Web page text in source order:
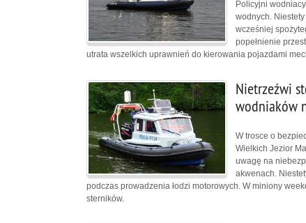
Policyjni
wodnych.
wcześniej
popełnienie
utrata wszelkich uprawnień do kierowania pojazdami
Nietrzeźwi
wodniaków
W trosce o
Wielkich Jezior
uwagę na
akwenach.
podczas prowadzenia łodzi motorowych. W miniony
sterników.